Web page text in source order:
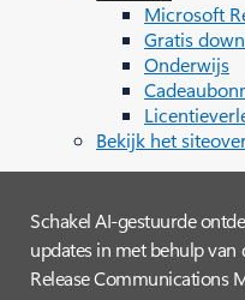
Microsoft
Gratis
Onderwijs
Bekijk het
Schakel AI-gestuurde
updates in met behulp van
Release Communications